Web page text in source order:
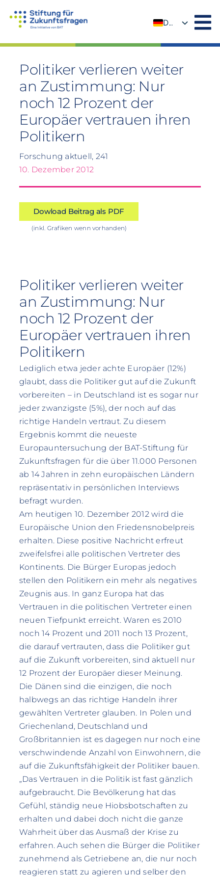
Inhalt
DE
Politiker verlieren weiter
an Zustimmung: Nur
noch 12 Prozent der
Europäer vertrauen ihren
Politikern
Forschung aktuell, 241
10. Dezember 2012
Dowload Beitrag als PDF
(inkl. Grafiken wenn vorhanden)
Politiker verlieren weiter
an Zustimmung: Nur
noch 12 Prozent der
Europäer vertrauen ihren
Politikern
Lediglich etwa jeder achte Europäer (12%)
glaubt, dass die Politiker gut auf die Zukunft
vorbereiten – in Deutschland ist es sogar nur
jeder zwanzigste (5%), der noch auf das
richtige Handeln vertraut. Zu diesem
Ergebnis kommt die neueste
Europauntersuchung der BAT-Stiftung für
Zukunftsfragen für die über 11.000 Personen
ab 14 Jahren in zehn europäischen Ländern
repräsentativ in persönlichen Interviews
befragt wurden.
Am heutigen 10. Dezember 2012 wird die
Europäische Union den Friedensnobelpreis
erhalten. Diese positive Nachricht erfreut
zweifelsfrei alle politischen Vertreter des
Kontinents. Die Bürger Europas jedoch
stellen den Politikern ein mehr als negatives
Zeugnis aus. In ganz Europa hat das
Vertrauen in die politischen Vertreter einen
neuen Tiefpunkt erreicht. Waren es 2010
noch 14 Prozent und 2011 noch 13 Prozent,
die darauf vertrauten, dass die Politiker gut
auf die Zukunft vorbereiten, sind aktuell nur
12 Prozent der Europäer dieser Meinung.
Die Dänen sind die einzigen, die noch
halbwegs an das richtige Handeln ihrer
gewählten Vertreter glauben. In Polen und
Griechenland, Deutschland und
Großbritannien ist es dagegen nur noch eine
verschwindende Anzahl von Einwohnern, die
auf die Zukunftsfähigkeit der Politiker bauen.
„Das Vertrauen in die Politik ist fast gänzlich
aufgebraucht. Die Bevölkerung hat das
Gefühl, ständig neue Hiobs­botschaften zu
erhalten und dabei doch nicht die ganze
Wahrheit über das Ausmaß der Krise zu
erfahren. Auch sehen die Bürger die Politiker
zunehmend als Getriebene an, die nur noch
reagieren statt zu agieren und selber den